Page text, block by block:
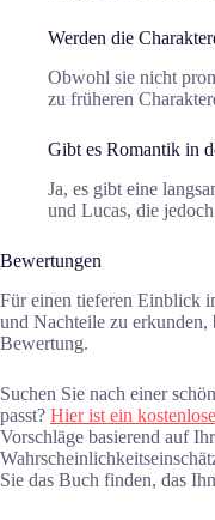
Werden die
Obwohl sie nicht
zu früheren
Gibt es Romantik in
Ja, es gibt eine
und Lucas, die
Bewertungen
Für einen tieferen Einblick
und Nachteile zu erkunden,
Bewertung.
Suchen Sie nach einer
passt? Hier ist ein
Vorschläge basierend auf
Sie das Buch finden, das